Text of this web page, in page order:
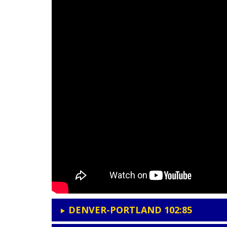
DENVER-PORTLAND 102:85